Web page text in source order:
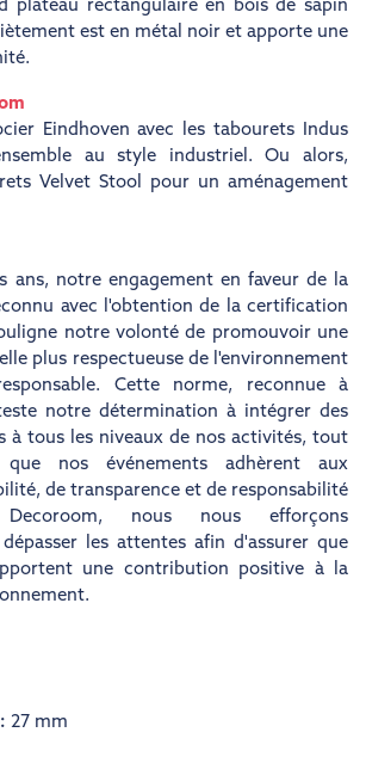
plateau rectangulaire en bois de sapin
est en métal noir et apporte une
Eindhoven avec les tabourets Indus
au style industriel. Ou alors,
Velvet Stool pour un aménagement
ans, notre engagement en faveur de la
avec l'obtention de la certification
notre volonté de promouvoir une
plus respectueuse de l'environnement
Cette norme, reconnue à
notre détermination à intégrer des
à tous les niveaux de nos activités, tout
que nos événements adhèrent aux
de transparence et de responsabilité
nous nous efforçons
les attentes afin d'assurer que
une contribution positive à la
27 mm